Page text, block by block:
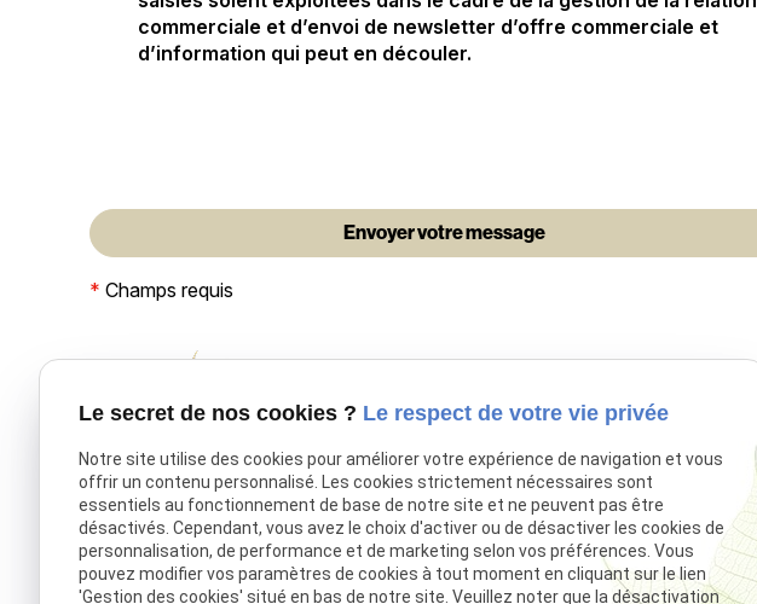
commerciale et d’envoi de newsletter d’offre commerciale et
d’information qui peut en découler.
* Champs requis
Pompes funèbres musulmanes EL
IMDED, accompagnement des
obsèques à Nanterre et en Île-de-
Téléphone
01 86 26 94 53
Le secret de nos cookies ? Le respect de votre vie privée
Notre site utilise des cookies pour améliorer votre expérience de navigation et vous
offrir un contenu personnalisé. Les cookies strictement nécessaires sont
essentiels au fonctionnement de base de notre site et ne peuvent pas être
désactivés. Cependant, vous avez le choix d'activer ou de désactiver les cookies de
personnalisation, de performance et de marketing selon vos préférences. Vous
pouvez modifier vos paramètres de cookies à tout moment en cliquant sur le lien
'Gestion des cookies' situé en bas de notre site. Veuillez noter que la désactivation